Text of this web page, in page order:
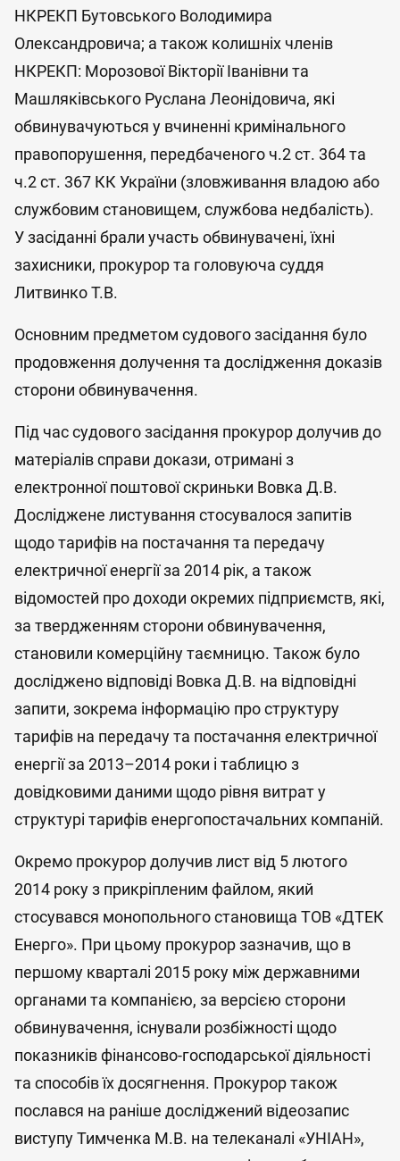
НКРЕКП Бутовського Володимира
Олександровича; а також колишніх членів
НКРЕКП: Морозової Вікторії Іванівни та
Машляківського Руслана Леонідовича, які
обвинувачуються у вчиненні кримінального
правопорушення, передбаченого ч.2 ст. 364 та
ч.2 ст. 367 КК України (зловживання владою або
службовим становищем, службова недбалість).
У засіданні брали участь обвинувачені, їхні
захисники, прокурор та головуюча суддя
Литвинко Т.В.
Основним предметом судового засідання було
продовження долучення та дослідження доказів
сторони обвинувачення.
Під час судового засідання прокурор долучив до
матеріалів справи докази, отримані з
електронної поштової скриньки Вовка Д.В.
Досліджене листування стосувалося запитів
щодо тарифів на постачання та передачу
електричної енергії за 2014 рік, а також
відомостей про доходи окремих підприємств, які,
за твердженням сторони обвинувачення,
становили комерційну таємницю. Також було
досліджено відповіді Вовка Д.В. на відповідні
запити, зокрема інформацію про структуру
тарифів на передачу та постачання електричної
енергії за 2013–2014 роки і таблицю з
довідковими даними щодо рівня витрат у
структурі тарифів енергопостачальних компаній.
Окремо прокурор долучив лист від 5 лютого
2014 року з прикріпленим файлом, який
стосувався монопольного становища ТОВ «ДТЕК
Енерго». При цьому прокурор зазначив, що в
першому кварталі 2015 року між державними
органами та компанією, за версією сторони
обвинувачення, існували розбіжності щодо
показників фінансово-господарської діяльності
та способів їх досягнення. Прокурор також
послався на раніше досліджений відеозапис
виступу Тимченка М.В. на телеканалі «УНІАН»,